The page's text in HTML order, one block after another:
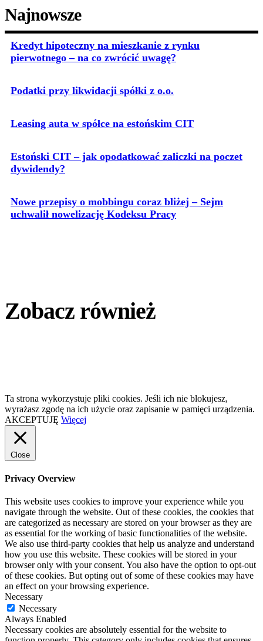
Najnowsze
Kredyt hipoteczny na mieszkanie z rynku
pierwotnego – na co zwrócić uwagę?
Podatki przy likwidacji spółki z o.o.
Leasing auta w spółce na estońskim CIT
Estoński CIT – jak opodatkować zaliczki na poczet
dywidendy?
Nowe przepisy o mobbingu coraz bliżej – Sejm
uchwalił nowelizację Kodeksu Pracy
Zobacz również
Ta strona wykorzystuje pliki cookies. Jeśli ich nie blokujesz,
wyrażasz zgodę na ich użycie oraz zapisanie w pamięci urządzenia.
AKCEPTUJĘ Więcej
Close
Privacy Overview
This website uses cookies to improve your experience while you
navigate through the website. Out of these cookies, the cookies that
are categorized as necessary are stored on your browser as they are
as essential for the working of basic functionalities of the website.
We also use third-party cookies that help us analyze and understand
how you use this website. These cookies will be stored in your
browser only with your consent. You also have the option to opt-out
of these cookies. But opting out of some of these cookies may have
an effect on your browsing experience.
Necessary
Necessary
Always Enabled
Necessary cookies are absolutely essential for the website to